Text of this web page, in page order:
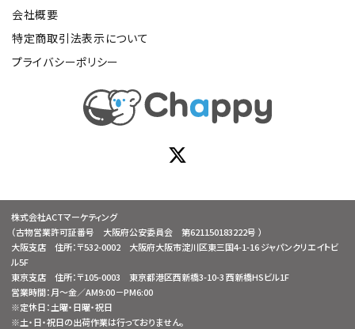
会社概要
特定商取引法表示について
プライバシーポリシー
株式会社ACTマーケティング
（古物営業許可証番号 大阪府公安委員会 第621150183222号 ）
大阪支店 住所：〒532-0002 大阪府大阪市淀川区東三国4-1-16 ジャパンクリエイトビ
ル5F
東京支店 住所：〒105-0003 東京都港区西新橋3-10-3 西新橋HSビル1F
営業時間：月～金／AM9:00－PM6:00
※定休日：土曜・日曜・祝日
※土・日・祝日の出荷作業は行っておりません。